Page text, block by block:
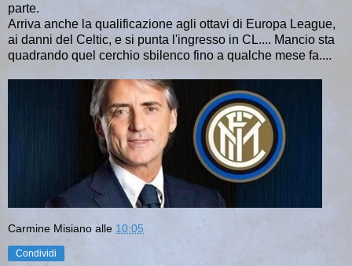
parte.
Arriva anche la qualificazione agli ottavi di Europa League,
ai danni del Celtic, e si punta l'ingresso in CL.... Mancio sta
quadrando quel cerchio sbilenco fino a qualche mese fa....
Carmine Misiano alle 10:05
Condividi